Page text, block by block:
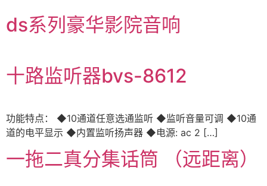
ds系列豪华影院音响
十路监听器bvs-8612
功能特点： ◆10通道任意选通监听 ◆监听音量可调 ◆10通
道的电平显示 ◆内置监听扬声器 ◆电源: ac 2 […]
一拖二真分集话筒 （远距离）